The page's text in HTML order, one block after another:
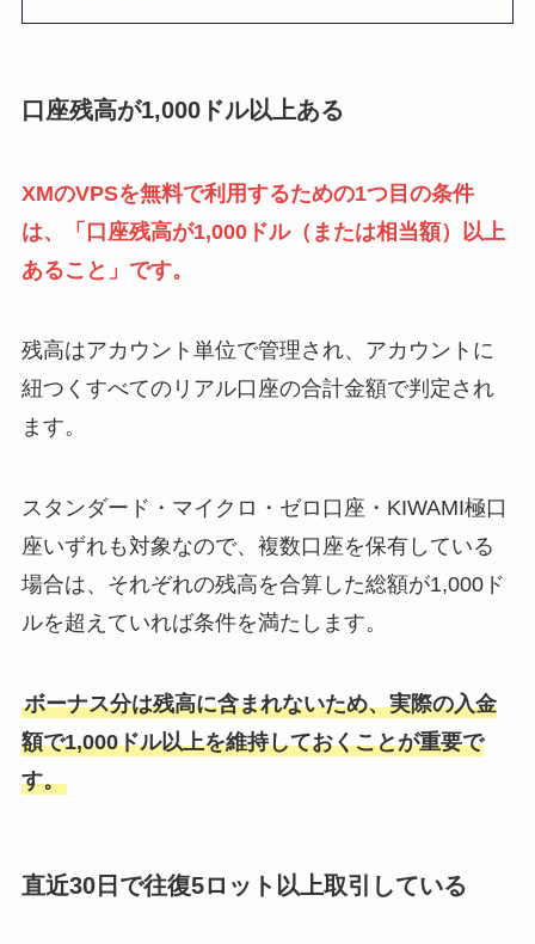
口座残高が1,000ドル以上ある
XMのVPSを無料で利用するための1つ目の条件
は、「口座残高が1,000ドル（または相当額）以上
あること」です。
残高はアカウント単位で管理され、アカウントに
紐つくすべてのリアル口座の合計金額で判定され
ます。
スタンダード・マイクロ・ゼロ口座・KIWAMI極口
座いずれも対象なので、複数口座を保有している
場合は、それぞれの残高を合算した総額が1,000ド
ルを超えていれば条件を満たします。
ボーナス分は残高に含まれないため、実際の入金
額で1,000ドル以上を維持しておくことが重要で
す。
直近30日で往復5ロット以上取引している